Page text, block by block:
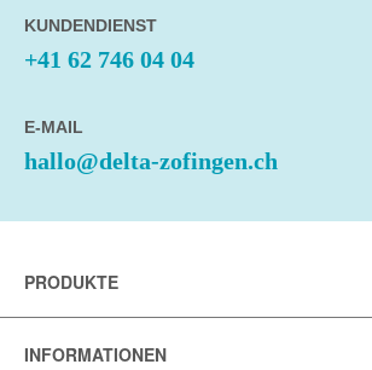
KUNDENDIENST
+41 62 746 04 04
E-MAIL
hallo@delta-zofingen.ch
PRODUKTE
INFORMATIONEN